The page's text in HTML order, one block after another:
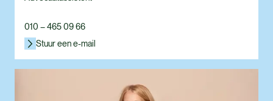
010 – 465 09 66
Stuur een e-mail